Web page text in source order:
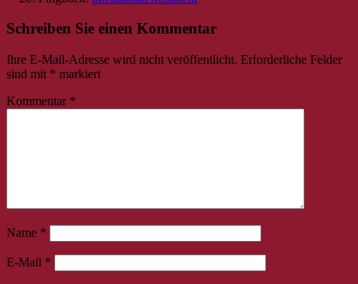
Schreiben Sie einen Kommentar
Ihre E-Mail-Adresse wird nicht veröffentlicht. Erforderliche Felder
sind mit * markiert
Kommentar *
Name *
E-Mail *